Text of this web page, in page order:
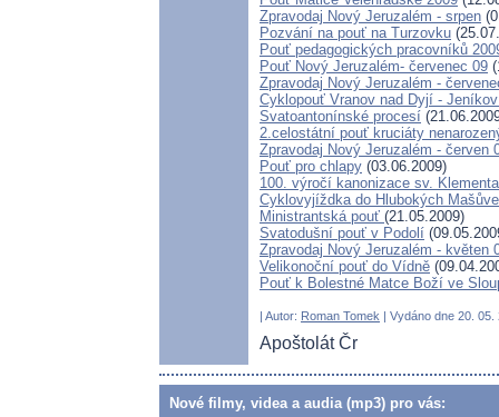
Zpravodaj Nový Jeruzalém - srpen
Pozvání na pouť na Turzovku
Pouť pedagogických pracovníků
Pouť Nový Jeruzalém- červenec 09
Zpravodaj Nový Jeruzalém -
Cyklopouť Vranov nad Dyjí -
Svatoantonínské procesí
2.celostátní pouť kruciáty
Zpravodaj Nový Jeruzalém - červen
Pouť pro chlapy (03.06.2009)
100. výročí kanonizace sv.
Cyklovyjíždka do Hlubokých
Ministrantská pouť (21.05.2009)
Svatodušní pouť v Podolí
Zpravodaj Nový Jeruzalém - květen
Velikonoční pouť do Vídně
Pouť k Bolestné Matce Boží ve
| Autor: Roman Tomek | Vydáno dne 20.
Apoštolát Čr
Nové filmy, videa a audia (mp3) pro vás: